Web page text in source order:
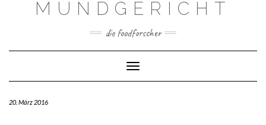
MUNDGERICHT
die foodforscher
Toggle Navigation
20. März 2016